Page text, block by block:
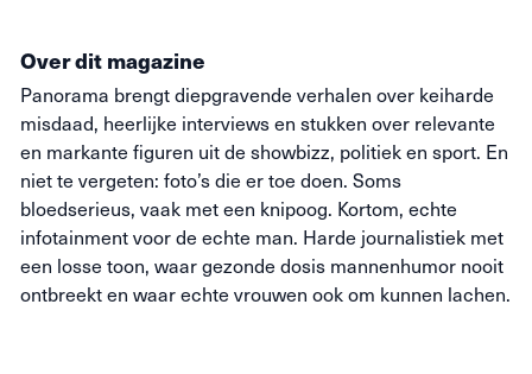
Over dit magazine
Panorama brengt diepgravende verhalen over keiharde
misdaad, heerlijke interviews en stukken over relevante
en markante figuren uit de showbizz, politiek en sport. En
niet te vergeten: foto’s die er toe doen. Soms
bloedserieus, vaak met een knipoog. Kortom, echte
infotainment voor de echte man. Harde journalistiek met
een losse toon, waar gezonde dosis mannenhumor nooit
ontbreekt en waar echte vrouwen ook om kunnen lachen.